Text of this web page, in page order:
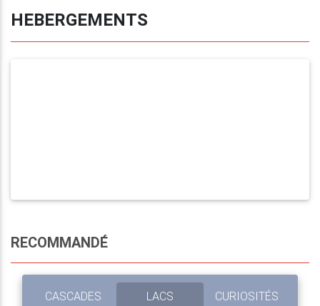
HEBERGEMENTS
RECOMMANDÉ
CASCADES LACS CURIOSITÉS